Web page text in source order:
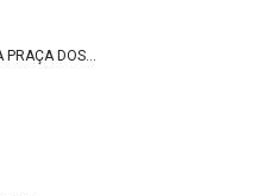
PRAÇA DOS…